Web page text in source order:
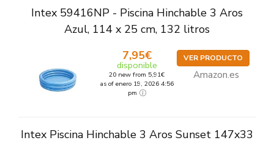
Intex 59416NP - Piscina Hinchable 3 Aros
Azul, 114 x 25 cm, 132 litros
7,95€
disponible
20 new from 5,91€
as of enero 19, 2026 4:56
pm
VER PRODUCTO
Amazon.es
Intex Piscina Hinchable 3 Aros Sunset 147x33